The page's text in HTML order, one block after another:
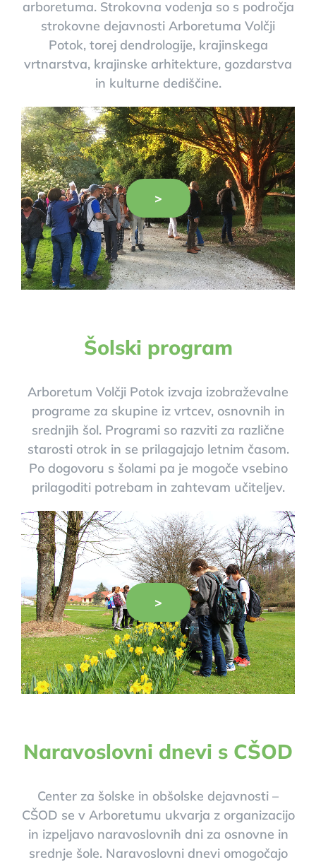
arboretuma. Strokovna vodenja so s področja
strokovne dejavnosti Arboretuma Volčji
Potok, torej dendrologije, krajinskega
vrtnarstva, krajinske arhitekture, gozdarstva
in kulturne dediščine.
>
Šolski program
Arboretum Volčji Potok izvaja izobraževalne
programe za skupine iz vrtcev, osnovnih in
srednjih šol. Programi so razviti za različne
starosti otrok in se prilagajajo letnim časom.
Po dogovoru s šolami pa je mogoče vsebino
prilagoditi potrebam in zahtevam učiteljev.
>
Naravoslovni dnevi s CŠOD
Center za šolske in obšolske dejavnosti –
CŠOD se v Arboretumu ukvarja z organizacijo
in izpeljavo naravoslovnih dni za osnovne in
srednje šole. Naravoslovni dnevi omogočajo